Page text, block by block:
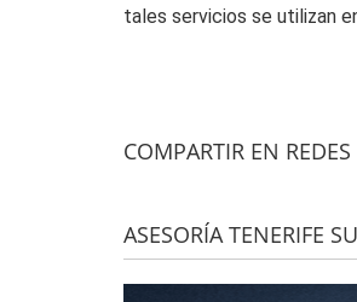
tales servicios se utilizan
COMPARTIR EN REDES
ASESORÍA TENERIFE